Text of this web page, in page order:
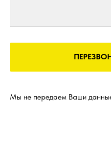
Мы не передаем Ваши